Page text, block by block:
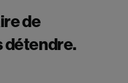
de
détendre.